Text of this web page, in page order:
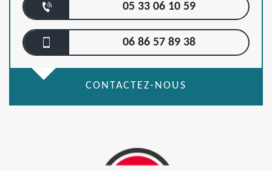
05 33 06 10 59
06 86 57 89 38
CONTACTEZ-NOUS